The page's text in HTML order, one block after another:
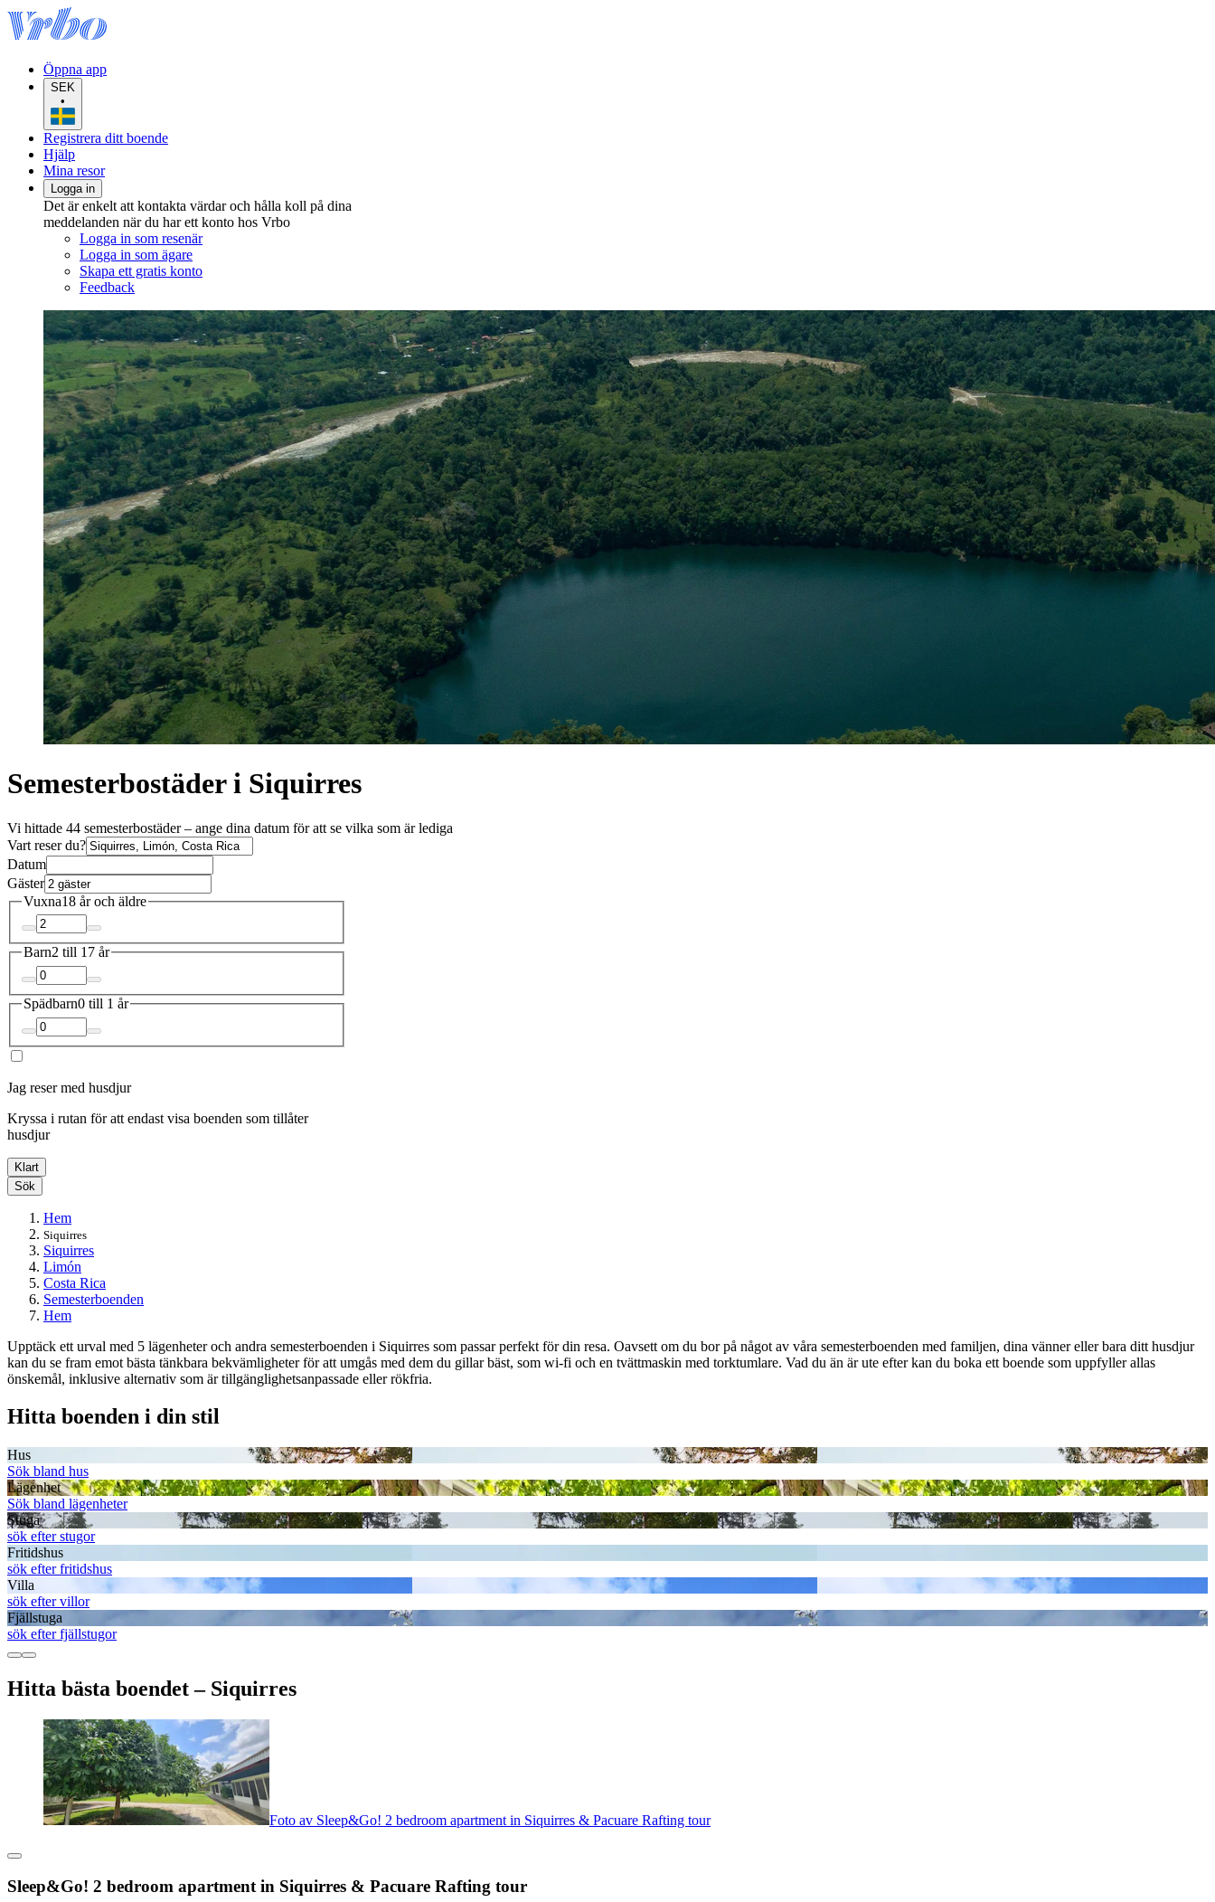
Öppna app
SEK
•
Registrera ditt boende
Hjälp
Mina resor
Logga in
Det är enkelt att kontakta värdar och hålla koll på dina
meddelanden när du har ett konto hos Vrbo
Logga in som resenär
Logga in som ägare
Skapa ett gratis konto
Feedback
Semesterbostäder i Siquirres
Vi hittade 44 semesterbostäder – ange dina datum för att se vilka som är lediga
Vart reser du?
Datum
Gäster
Vuxna18 år och äldre
Barn2 till 17 år
Spädbarn0 till 1 år
Jag reser med husdjur
Kryssa i rutan för att endast visa boenden som tillåter
husdjur
Klart
Sök
Hem
Siquirres
Siquirres
Limón
Costa Rica
Semesterboenden
Hem
Upptäck ett urval med 5 lägenheter och andra semesterboenden i Siquirres som passar perfekt för din resa. Oavsett om du bor på något av våra semesterboenden med familjen, dina vänner eller bara ditt husdjur
kan du se fram emot bästa tänkbara bekvämligheter för att umgås med dem du gillar bäst, som wi-fi och en tvättmaskin med torktumlare. Vad du än är ute efter kan du boka ett boende som uppfyller allas
önskemål, inklusive alternativ som är tillgänglighetsanpassade eller rökfria.
Hitta boenden i din stil
Hus
Sök bland hus
Lägenhet
Sök bland lägenheter
Stuga
sök efter stugor
Fritidshus
sök efter fritidshus
Villa
sök efter villor
Fjällstuga
sök efter fjällstugor
Hitta bästa boendet – Siquirres
Foto av Sleep&Go! 2 bedroom apartment in Siquirres & Pacuare Rafting tour
Sleep&Go! 2 bedroom apartment in Siquirres & Pacuare Rafting tour